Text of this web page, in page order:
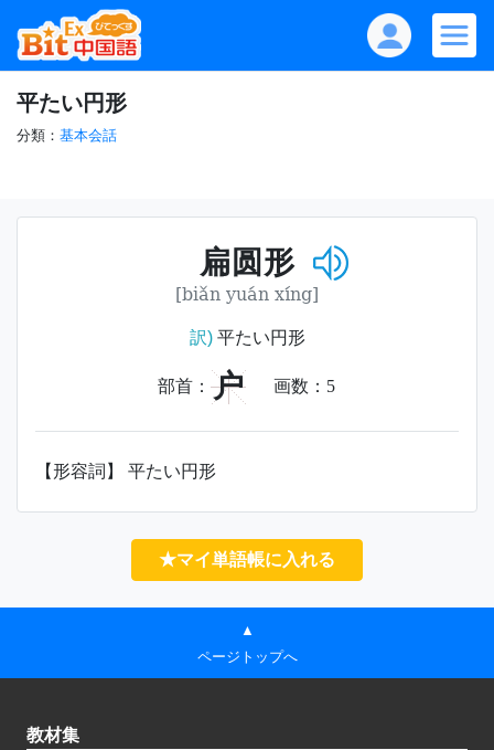
平たい円形
分類： 基本会話
扁圆形
[biǎn yuán xíng]
訳)平たい円形
部首： 户 画数： 5
【形容詞】 平たい円形
★マイ単語帳に入れる
▲
ページトップへ
教材集